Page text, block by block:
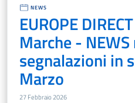
NEWS
EUROPE
Marche -
segnalazioni in
Marzo
27 Febbraio 2026